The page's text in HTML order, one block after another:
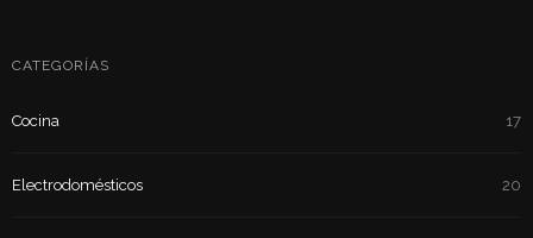
CATEGORÍAS
Cocina 17
Electrodomésticos 20